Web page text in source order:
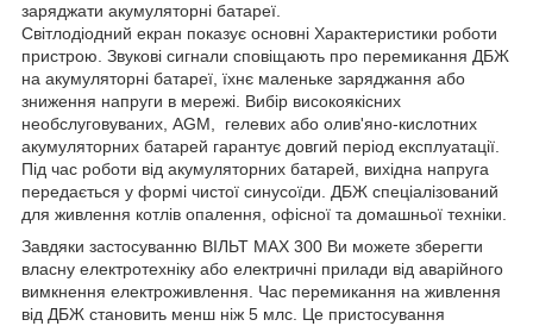
заряджати акумуляторні батареї.
Світлодіодний екран показує основні Характеристики роботи
пристрою. Звукові сигнали сповіщають про перемикання ДБЖ
на акумуляторні батареї, їхнє маленьке заряджання або
зниження напруги в мережі. Вибір високоякісних
необслуговуваних, AGM, гелевих або олив'яно-кислотних
акумуляторних батарей гарантує довгий період експлуатації.
Під час роботи від акумуляторних батарей, вихідна напруга
передається у формі чистої синусоїди. ДБЖ спеціалізований
для живлення котлів опалення, офісної та домашньої техніки.
Завдяки застосуванню ВІЛЬТ MAX 300 Ви можете зберегти
власну електротехніку або електричні прилади від аварійного
вимкнення електроживлення. Час перемикання на живлення
від ДБЖ становить менш ніж 5 млс. Це пристосування